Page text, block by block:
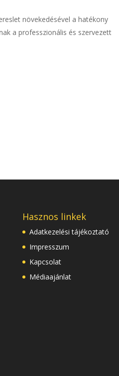
növekedésével a hatékony
a professzionális és szervezett
Hasznos linkek
Adatkezelési tájékoztató
Impresszum
Kapcsolat
Médiaajánlat